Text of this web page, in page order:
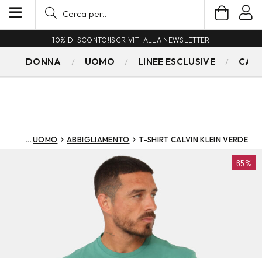
10% DI SCONTO!ISCRIVITI ALLA NEWSLETTER
DONNA UOMO LINEE ESCLUSIVE
UOMO ABBIGLIAMENTO T-SHIRT CALVIN KLEIN VERDE
65%